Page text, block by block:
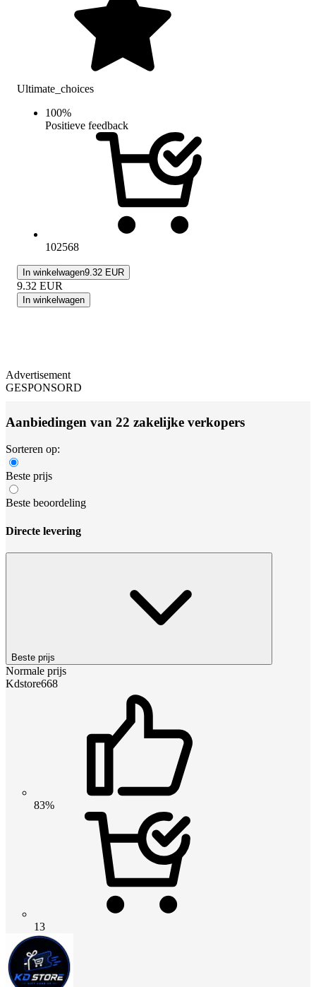
Ultimate_choices
100%
Positieve feedback
102568
In winkelwagen9.32 EUR
9.32 EUR
In winkelwagen
Advertisement
GESPONSORD
Aanbiedingen van 22 zakelijke verkopers
Sorteren op:
Beste prijs
Beste beoordeling
Directe levering
Beste prijs
Normale prijs
Kdstore668
83%
13